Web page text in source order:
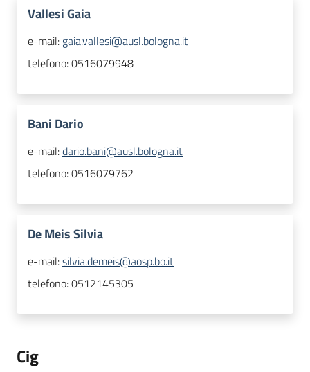
Vallesi Gaia
e-mail: gaia.vallesi@ausl.bologna.it
telefono:0516079948
Bani Dario
e-mail:dario.bani@ausl.bologna.it
telefono:0516079762
De Meis Silvia
e-mail:silvia.demeis@aosp.bo.it
telefono:0512145305
Cig